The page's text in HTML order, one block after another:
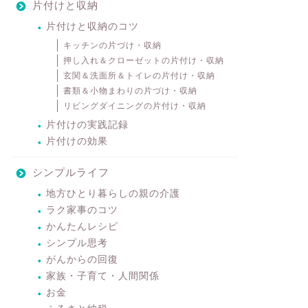
片付けと収納
片付けと収納のコツ
キッチンの片づけ・収納
押し入れ＆クローゼットの片付け・収納
玄関＆洗面所＆トイレの片付け・収納
書類＆小物まわりの片づけ・収納
リビングダイニングの片付け・収納
片付けの実践記録
片付けの効果
シンプルライフ
地方ひとり暮らしの親の介護
ラク家事のコツ
かんたんレシピ
シンプル思考
がんからの回復
家族・子育て・人間関係
お金